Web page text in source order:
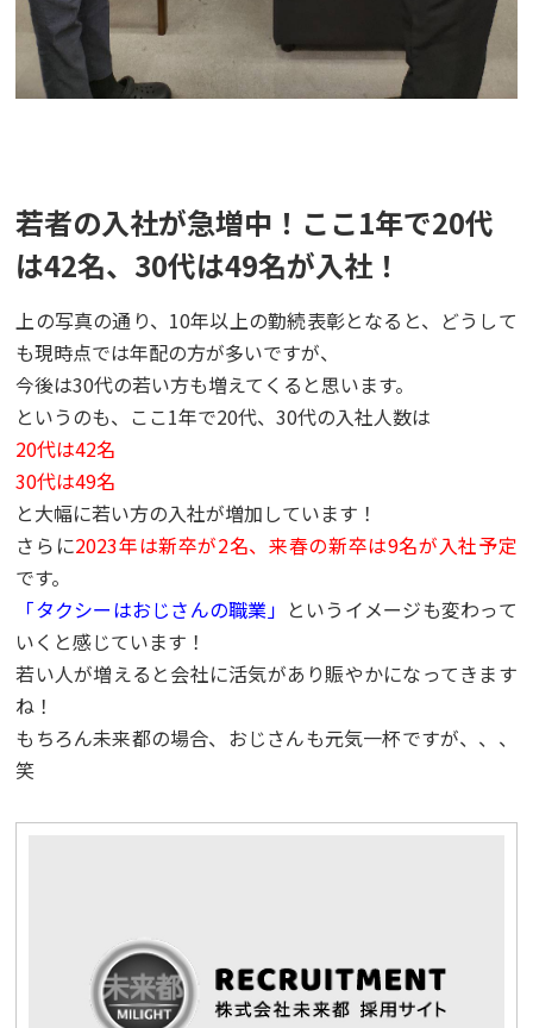
若者の入社が急増中！ここ1年で20代
は42名、30代は49名が入社！
上の写真の通り、10年以上の勤続表彰となると、どうして
も現時点では年配の方が多いですが、
今後は30代の若い方も増えてくると思います。
というのも、ここ1年で20代、30代の入社人数は
20代は42名
30代は49名
と大幅に若い方の入社が増加しています！
さらに2023年は新卒が2名、来春の新卒は9名が入社予定
です。
「タクシーはおじさんの職業」 というイメージも変わって
いくと感じています！
若い人が増えると会社に活気があり賑やかになってきます
ね！
もちろん未来都の場合、おじさんも元気一杯ですが、、、
笑